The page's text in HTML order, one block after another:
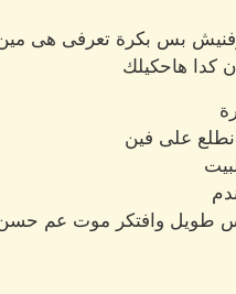
بس بكرة تعرفى هى
كدا هاحكيلك
على فين
طويل وافتكر موت عم حسن